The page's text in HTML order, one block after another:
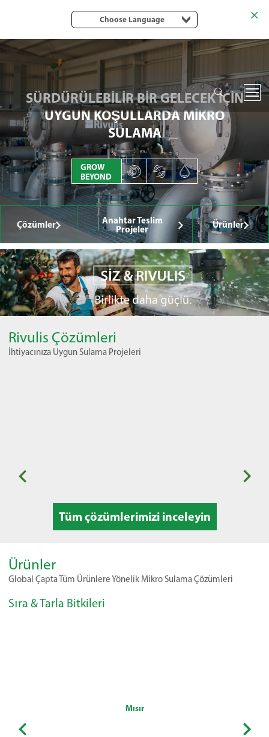
Choose Language
Çözümler Anahtar Teslim
Projeler Ürünler
SÜRDÜRÜLEBİLİR BİR GELECEK İÇİN
UYGUN KOŞULLARDA MİKRO
SULAMA
GROW
BEYOND
Rivulis Çözümleri
İhtiyacınıza Uygun Sulama Projeleri
Tüm çözümlerimizi inceleyin
Ürünler
Global Çapta Tüm Ürünlere Yönelik Mikro Sulama Çözümleri
Sıra & Tarla Bitkileri
Mısır